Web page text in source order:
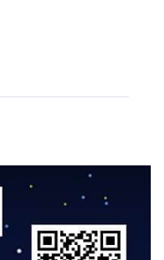
народов»